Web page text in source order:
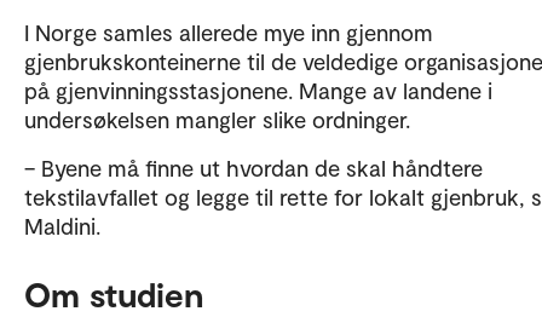
I Norge samles allerede mye inn gjennom
gjenbrukskonteinerne til de veldedige
på gjenvinningsstasjonene. Mange av landene i
undersøkelsen mangler slike ordninger.
– Byene må finne ut hvordan de skal håndtere
tekstilavfallet og legge til rette for lokalt gjenbruk,
Maldini.
Om studien